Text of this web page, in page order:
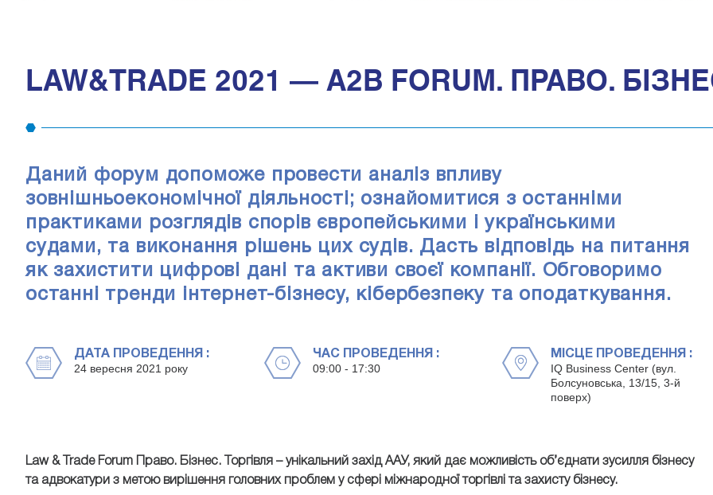
LAW&TRADE 2021 — A2B FORUM. ПРАВО.
Даний форум допоможе провести аналіз впливу
зовнішньоекономічної діяльності; ознайомитися з останніми
практиками розглядів спорів європейськими і українськими
судами, та виконання рішень цих судів. Дасть відповідь на питання
як захистити цифрові дані та активи своєї компанії. Обговоримо
останні тренди інтернет-бізнесу, кібербезпеку та оподаткування.
ДАТА ПРОВЕДЕННЯ :
24 вересня 2021 року
ЧАС ПРОВЕДЕННЯ :
09:00 - 17:30
МІСЦЕ ПРОВЕДЕННЯ :
IQ Business Center (вул.
Болсуновська, 13/15, 3-й
поверх)
Law & Trade Forum Право. Бізнес. Торгівля – унікальний захід ААУ, який дає можливість об’єднати зусилля бізнесу
та адвокатури з метою вирішення головних проблем у сфері міжнародної торгівлі та захисту бізнесу.